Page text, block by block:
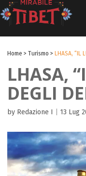
Home > Turismo > LHASA, “IL
LHASA,
DEGLI
by Redazione I 13 Lug